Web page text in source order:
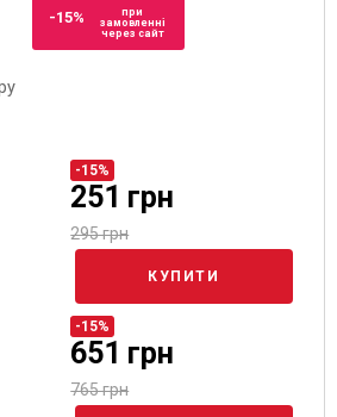
-15%
при
замовленні
через сайт
-15%
251 грн
295 грн
КУПИТИ
-15%
651 грн
765 грн